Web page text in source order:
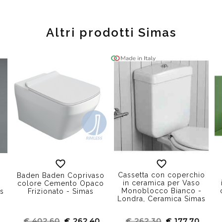
Altri prodotti Simas
Baden Baden Coprivaso
colore Cemento Opaco
Frizionato - Simas
Cassetta con coperchio
in ceramica per Vaso
Monoblocco Bianco -
Londra, Ceramica Simas